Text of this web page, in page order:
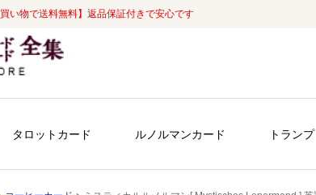
い物で送料無料】返品保証付きで安心です
タロットカード ルノルマンカード トランプ